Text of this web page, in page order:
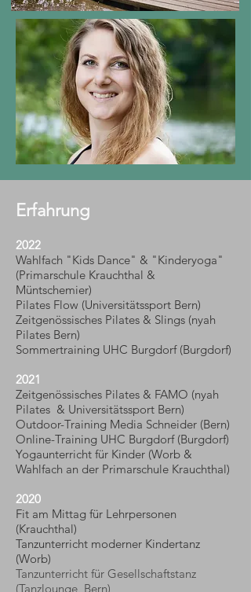
Erfahrung
2022
Wahlfach "Kids Dance" & "Kinderyoga"
(Primarschule Krauchthal &
Müntschemier)
Pilates Flow (Universitätssport Bern)
Zeitgenössisches Pilates & Slings (nyah
Pilates Bern)
Sommertraining UHC Burgdorf (Burgdorf)
2021
Zeitgenössisches Pilates & FAMO (nyah
Pilates & Universitätssport Bern)
Outdoor-Training Media Schneider (Bern)
Online-Training UHC Burgdorf (Burgdorf)
Yogaunterricht für Kinder (Worb &
Wahlfach an der Primarschule Krauchthal)
2020
Fit am Mittag für Lehrpersonen
(Krauchthal)
Tanzunterricht moderner Kindertanz
(Worb)
Tanzunterricht für Gesellschaftstanz
(Tanzlounge, Bern)